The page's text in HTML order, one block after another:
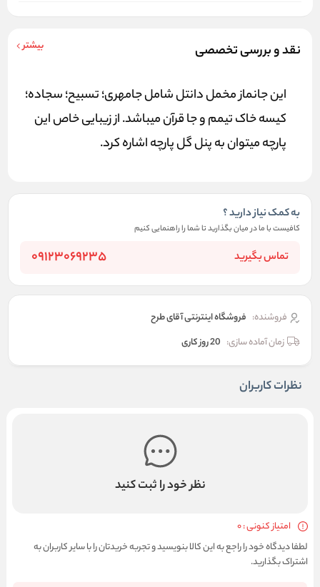
نقد و بررسی تخصصی بیشتر
این جانماز مخمل دانتل شامل جامهری؛ تسبیح؛ سجاده؛
کیسه خاک تیمم و جا قرآن میباشد. از زیبایی خاص این
پارچه میتوان به پنل گل پارچه اشاره کرد.
به کمک نیاز دارید ؟
کافیست با ما در میان بگذارید تا شما را راهنمایی کنیم
تماس بگیرید 09123069235
فروشنده: فروشگاه اینترنتی آقای طرح
زمان آماده سازی: 20 روز کاری
نظرات کاربران
نظر خود را ثبت کنید
امتیاز کنونی : 0
لطفا دیدگاه خود را راجع به این کالا بنویسید و تجربه خریدتان را با سایر کاربران به
اشتراک بگذارید.